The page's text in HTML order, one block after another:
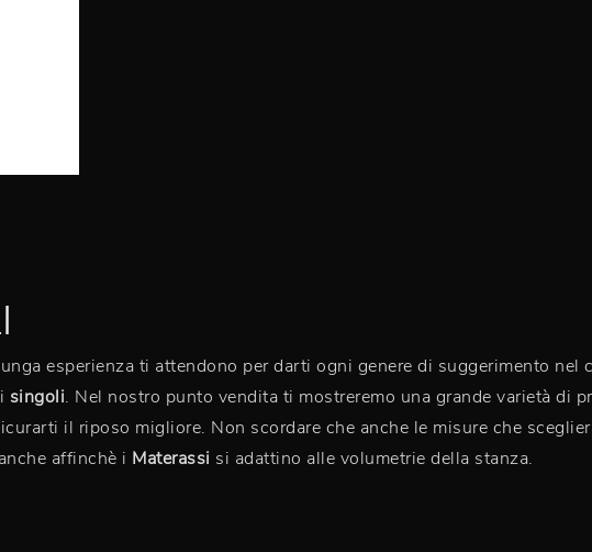
esperienza ti attendono per darti ogni genere di suggerimento nel
singoli. Nel nostro punto vendita ti mostreremo una grande varietà di
il riposo migliore. Non scordare che anche le misure che
affinchè i Materassi si adattino alle volumetrie della stanza.